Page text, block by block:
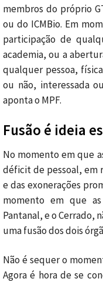
membros do próprio
ou do ICMBio. Em
participação de
academia, ou a
qualquer pessoa,
ou não, interessada
aponta o MPF.
Fusão é ideia
No momento em que
déficit de pessoal, em
e das exonerações
momento em que as
Pantanal, e o Cerrado,
uma fusão dos dois
Não é sequer o
Agora é hora de se